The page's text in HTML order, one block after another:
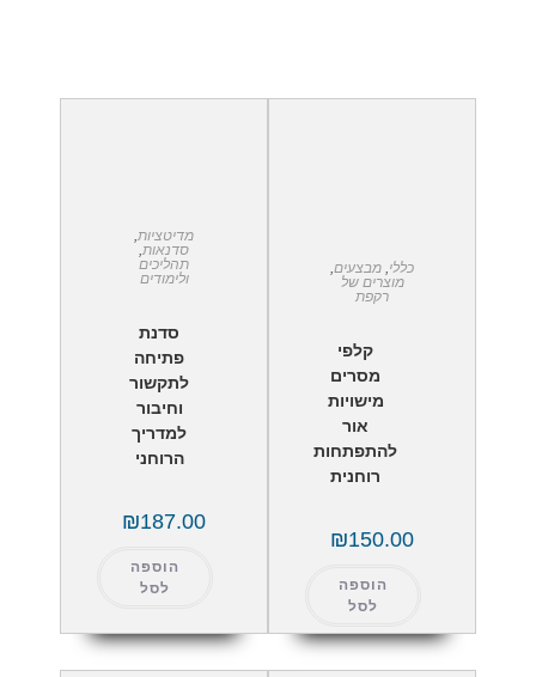
כללי מבצעים
מוצרים של
רקפת
קלפי
מסרים
מישויות
אור
להתפתחות
רוחנית
₪150.00
הוספה
לסל
מדיטציות,
סדנאות,
תהליכים
ולימודים
סדנת
פתיחה
לתקשור
וחיבור
למדריך
הרוחני
₪187.00
הוספה
לסל